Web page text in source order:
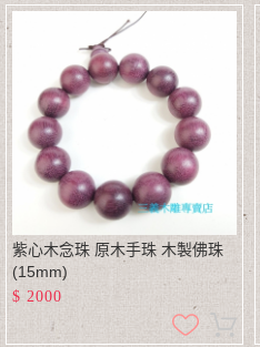
紫心木念珠 原木手珠 木製佛珠
(15mm)
$ 2000